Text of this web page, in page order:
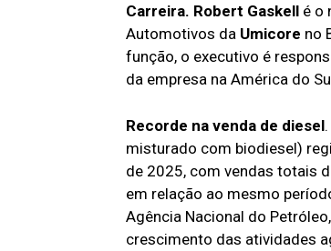
Carreira. Robert Gaskell é o
Automotivos da Umicore no
função, o executivo é
da empresa na América do
Recorde na venda de diesel
misturado com biodiesel)
de 2025, com vendas totais
em relação ao mesmo
Agência Nacional do
crescimento das atividades